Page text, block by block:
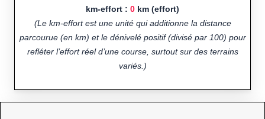
km-effort : 0 km (effort)
(Le km-effort est une unité qui additionne la distance
parcourue (en km) et le dénivelé positif (divisé par 100) pour
refléter l’effort réel d’une course, surtout sur des terrains
variés.)